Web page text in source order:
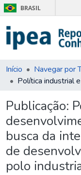
BRASIL
Início
Publicação:
busca da
de
polo